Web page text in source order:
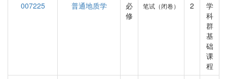
007225 普通地质学
必
修
笔试（闭卷） 2
学
科
群
基
础
课
程